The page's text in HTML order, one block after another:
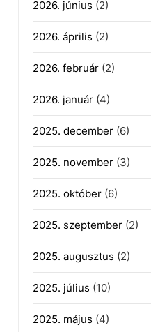
2026. június (2)
2026. április (2)
2026. február(2)
2026. január(4)
2025. december(6)
2025. november(3)
2025. október(6)
2025. szeptember(2)
2025. augusztus (2)
2025. július (10)
2025. május (4)